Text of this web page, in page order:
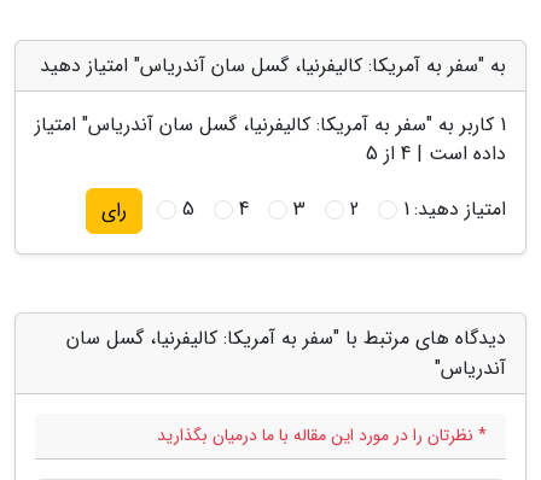
به "سفر به آمریکا: کالیفرنیا، گسل سان آندریاس" امتیاز دهید
1 کاربر به "سفر به آمریکا: کالیفرنیا، گسل سان آندریاس" امتیاز
داده است | 4 از 5
امتیاز دهید:1
2
3
4
5 رای
دیدگاه های مرتبط با "سفر به آمریکا: کالیفرنیا، گسل سان
آندریاس"
* نظرتان را در مورد این مقاله با ما درمیان بگذارید